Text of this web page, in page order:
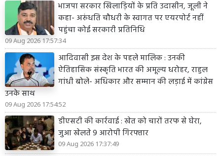
भाजपा सरकार खिलाड़ियों के प्रति उदासीन, जूली ने
कहा- अरुंधति चौधरी के स्वागत पर एयरपोर्ट नहीं
पहुंचा कोई सरकारी प्रतिनिधि
09 Aug 2026 17:57:34
आदिवासी इस देश के पहले मालिक : उनकी
ऐतिहासिक संस्कृति भारत की अमूल्य धरोहर, राहुल
गांधी बोले- अधिकार और सम्मान की लड़ाई में कांग्रेस
उनके साथ
09 Aug 2026 17:54:52
डीएसटी की कार्रवाई : खेत को चारों तरफ से घेरा,
जुआ खेलते 9 आरोपी गिरफ्तार
09 Aug 2026 17:37:49